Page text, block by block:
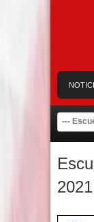
mayo de 2026.
2021